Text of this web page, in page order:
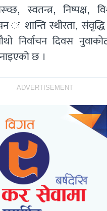
स्वतन्त्र, निष्पक्ष,
ः शान्ति स्थीरता,
निर्वाचन दिवस
छ ।
ADVERTISEMENT